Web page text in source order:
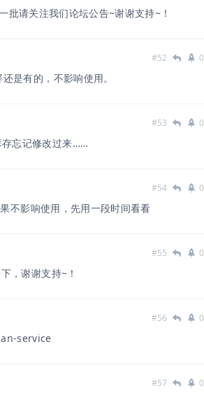
请关注我们论坛公告~谢谢支持~！
#52 0
是有的，不影响使用。
#53 0
存忘记修改过来……
#54 0
不影响使用，先用一段时间看看
#55 0
，谢谢支持~！
#56 0
service
#57 0